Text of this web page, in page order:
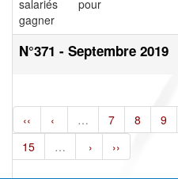
salariés pour
gagner
N°371 - Septembre 2019
‹‹ ‹ … 7 8 9
15
… › ››